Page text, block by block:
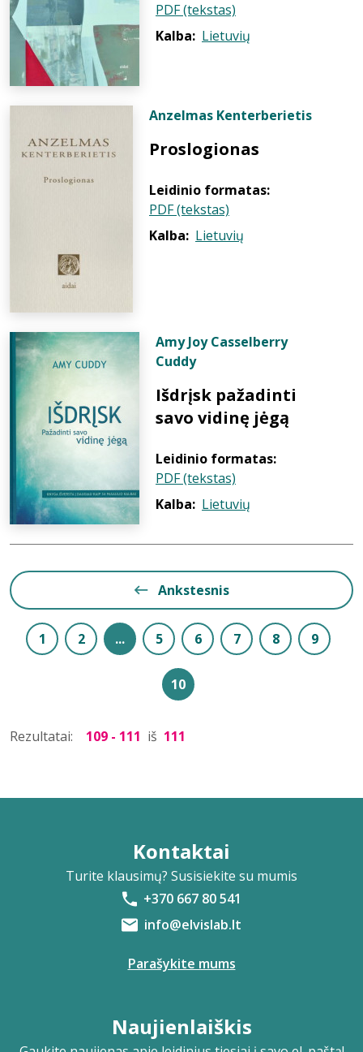
PDF (tekstas)
Kalba: Lietuvių
Anzelmas Kenterberietis
Proslogionas
Leidinio formatas:
PDF (tekstas)
Kalba: Lietuvių
Amy Joy Casselberry
Cuddy
Išdrįsk pažadinti
savo vidinę jėgą
Leidinio formatas:
PDF (tekstas)
Kalba: Lietuvių
Ankstesnis
1 2 ... 5 6 7 8 9
10
Rezultatai: 109 - 111 iš 111
Kontaktai
Turite klausimų? Susisiekite su mumis
+370 667 80 541
info@elvislab.lt
Parašykite mums
Naujienlaiškis